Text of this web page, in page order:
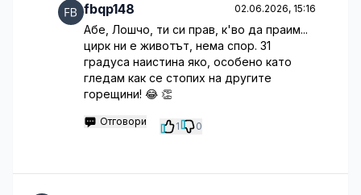
fbqp148 02.06.2026, 15:16
Абе, Лошчо, ти си прав, к'во да праим...
цирк ни е животът, нема спор. 31
градуса наистина яко, особено като
гледам как се стопих на другите
горещини! 😂 👏
Отговори 1 0